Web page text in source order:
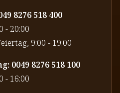
8276 518 400
- 20:00
9:00 - 19:00
0049 8276 518 100
- 16:00